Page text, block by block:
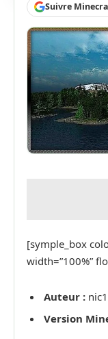
Suivre
[symple_box
width=”100%”
Auteur :
Version